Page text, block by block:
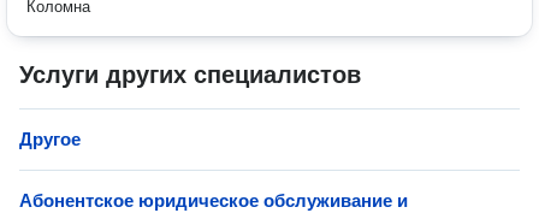
Коломна
Услуги других специалистов
Другое
Абонентское юридическое обслуживание и